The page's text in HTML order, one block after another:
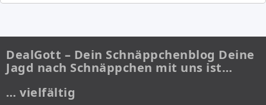
DealGott – Dein Schnäppchenblog Deine
Jagd nach Schnäppchen mit uns ist…
… vielfältig